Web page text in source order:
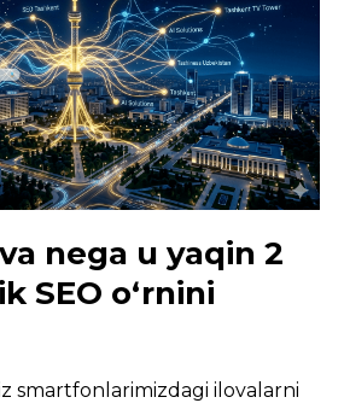
nega u yaqin 2
SEO o‘rnini
smartfonlarimizdagi ilovalarni